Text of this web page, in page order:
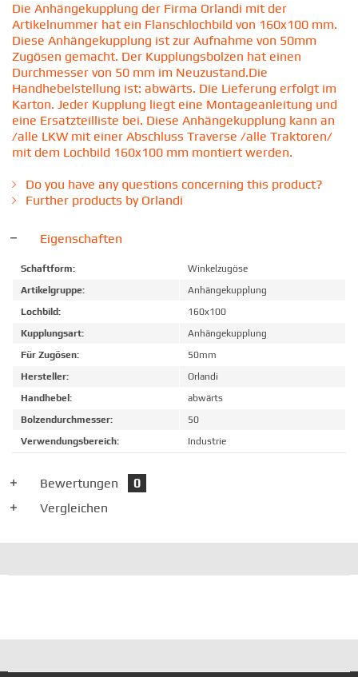
Die Anhängekupplung der Firma Orlandi mit der
Artikelnummer hat ein Flanschlochbild von 160x100 mm.
Diese Anhängekupplung ist zur Aufnahme von 50mm
Zugösen gemacht. Der Kupplungsbolzen hat einen
Durchmesser von 50 mm im Neuzustand.Die
Handhebelstellung ist: abwärts. Die Lieferung erfolgt im
Karton. Jeder Kupplung liegt eine Montageanleitung und
eine Ersatzteilliste bei. Diese Anhängekupplung kann an
/alle LKW mit einer Abschluss Traverse /alle Traktoren/
mit dem Lochbild 160x100 mm montiert werden.
Do you have any questions concerning this product?
Further products by Orlandi
Eigenschaften
Schaftform:
Winkelzugöse
Artikelgruppe:
Anhängekupplung
Lochbild:
160x100
Kupplungsart:
Anhängekupplung
Für Zugösen:
50mm
Hersteller:
Orlandi
Handhebel:
abwärts
Bolzendurchmesser:
50
Verwendungsbereich:
Industrie
Bewertungen
0
Vergleichen